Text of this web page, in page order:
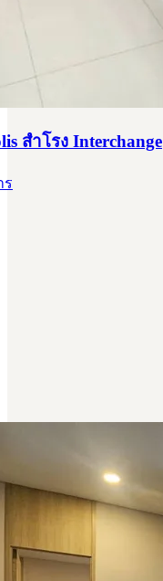
สำโรง Interchange
ร